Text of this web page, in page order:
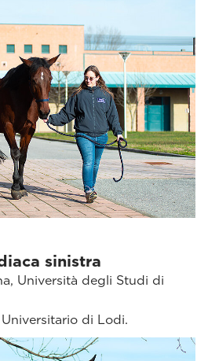
sinistra
Università degli Studi di
di Lodi.